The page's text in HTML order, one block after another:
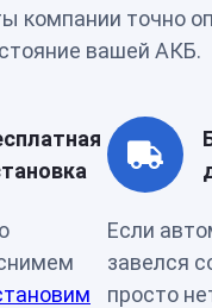
компании точно
вашей АКБ.
Если
завелся
просто